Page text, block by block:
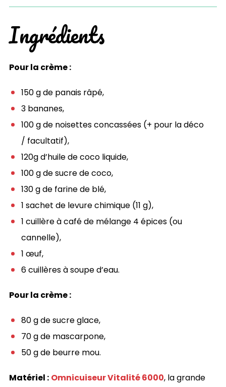
Ingrédients
Pour la crème :
150 g de panais râpé,
3 bananes,
100 g de noisettes concassées (+ pour la déco
/ facultatif),
120g d’huile de coco liquide,
100 g de sucre de coco,
130 g de farine de blé,
1 sachet de levure chimique (11 g),
1 cuillère à café de mélange 4 épices (ou
cannelle),
1 œuf,
6 cuillères à soupe d’eau.
Pour la crème :
80 g de sucre glace,
70 g de mascarpone,
50 g de beurre mou.
Matériel : Omnicuiseur Vitalité 6000, la grande